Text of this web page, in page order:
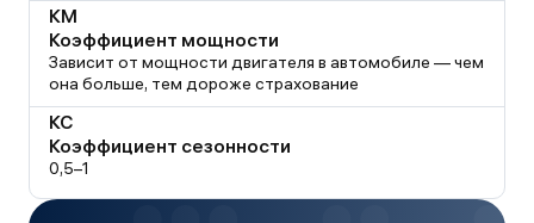
КМ
Коэффициент мощности
Зависит от мощности двигателя в автомобиле — чем
она больше, тем дороже страхование
КС
Коэффициент сезонности
0,5–1